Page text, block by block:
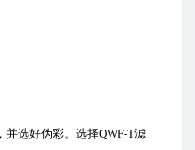
，并选好伪彩。选择QWF-T滤